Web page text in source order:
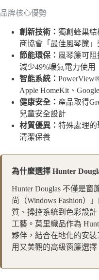
品牌核心優勢
創新技術： 獨創蜂巢
商協會「最佳風琴簾」
節能環保： 風琴簾可阻
減少49%暖氣電力使用
智能系統：
Apple HomeKit、
健康安全： 產品取得
兒童安全設計
材質優異： 特殊處理
清潔保養
為什麼選擇 Hunter
Hunter Douglas 不僅是
尚（Windows Fashion）
質、操控系統到色彩設
工藝。莫里織品作為
夥伴，結合在地化的安
用又美觀的高級窗簾選擇